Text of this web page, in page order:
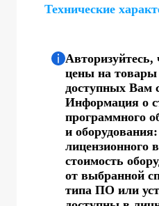
Технические
Авторизуйтесь,
цены на товары
доступных Вам
Информация о
программного
и
лицензионного
стоимость
от выбранной
типа ПО или